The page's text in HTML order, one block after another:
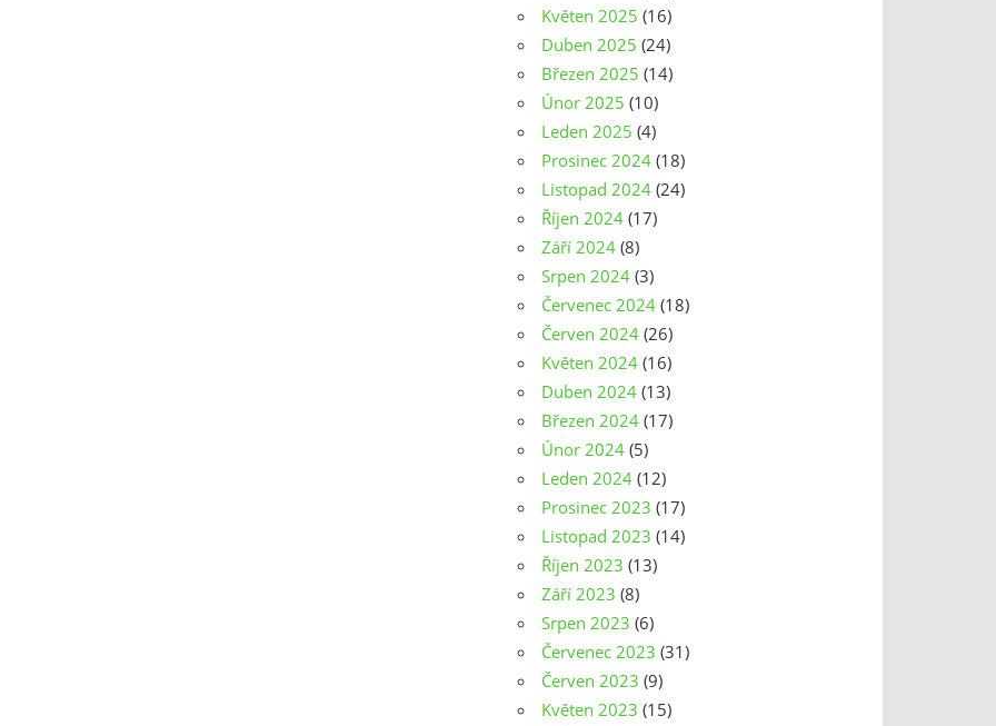
Květen 2025 (16)
Duben 2025 (24)
Březen 2025 (14)
Únor 2025 (10)
Leden 2025 (4)
Prosinec 2024 (18)
Listopad 2024 (24)
Říjen 2024 (17)
Září 2024 (8)
Srpen 2024 (3)
Červenec 2024 (18)
Červen 2024 (26)
Květen 2024 (16)
Duben 2024 (13)
Březen 2024 (17)
Únor 2024 (5)
Leden 2024 (12)
Prosinec 2023 (17)
Listopad 2023 (14)
Říjen 2023 (13)
Září 2023 (8)
Srpen 2023 (6)
Červenec 2023 (31)
Červen 2023 (9)
Květen 2023 (15)